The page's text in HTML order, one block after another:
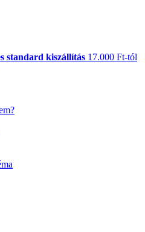
standard kiszállítás 17.000 Ft-tól